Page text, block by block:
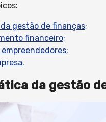
gestão de finanças;
financeiro;
da gestão